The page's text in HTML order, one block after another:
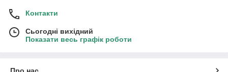
Контакти
Сьогодні вихідний
Показати весь графік роботи